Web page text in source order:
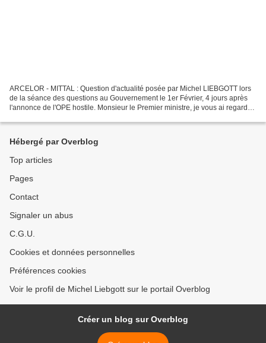
ARCELOR - MITTAL : Question d'actualité posée par Michel LIEBGOTT lors
de la séance des questions au Gouvernement le 1er Février, 4 jours après
l'annonce de l'OPE hostile. Monsieur le Premier ministre, je vous ai regardé
Hébergé par Overblog
Top articles
Pages
Contact
Signaler un abus
C.G.U.
Cookies et données personnelles
Préférences cookies
Voir le profil de Michel Liebgott sur le portail Overblog
Créer un blog sur Overblog